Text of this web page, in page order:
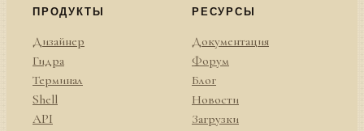
ПРОДУКТЫ
Дизайнер
Гидра
Терминал
Shell
API
РЕСУРСЫ
Документация
Форум
Блог
Новости
Загрузки